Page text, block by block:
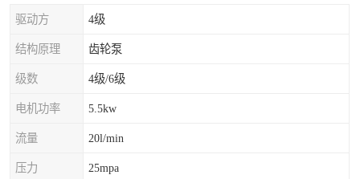
驱动方 4级
结构原理 齿轮泵
级数 4级/6级
电机功率 5.5kw
流量 20l/min
压力 25mpa